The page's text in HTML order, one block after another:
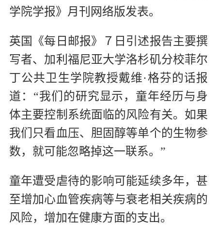
学院学报》月刊网络版发表。
英国《每日邮报》７日引述报告主要撰
写者、加利福尼亚大学洛杉矶分校菲尔
丁公共卫生学院教授戴维·格芬的话报
道：“我们的研究显示，童年经历与身
体主要控制系统面临的风险有关。如果
我们只看血压、胆固醇等单个的生物参
数，就可能忽略掉这一联系。”
童年遭受虐待的影响可能延续多年，甚
至增加心血管疾病等与衰老相关疾病的
风险，增加在健康方面的支出。